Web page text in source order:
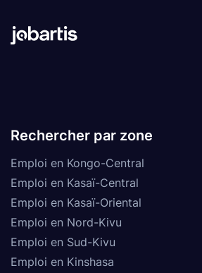
Rechercher par zone
Emploi en Kongo-Central
Emploi en Kasaï-Central
Emploi en Kasaï-Oriental
Emploi en Nord-Kivu
Emploi en Sud-Kivu
Emploi en Kinshasa